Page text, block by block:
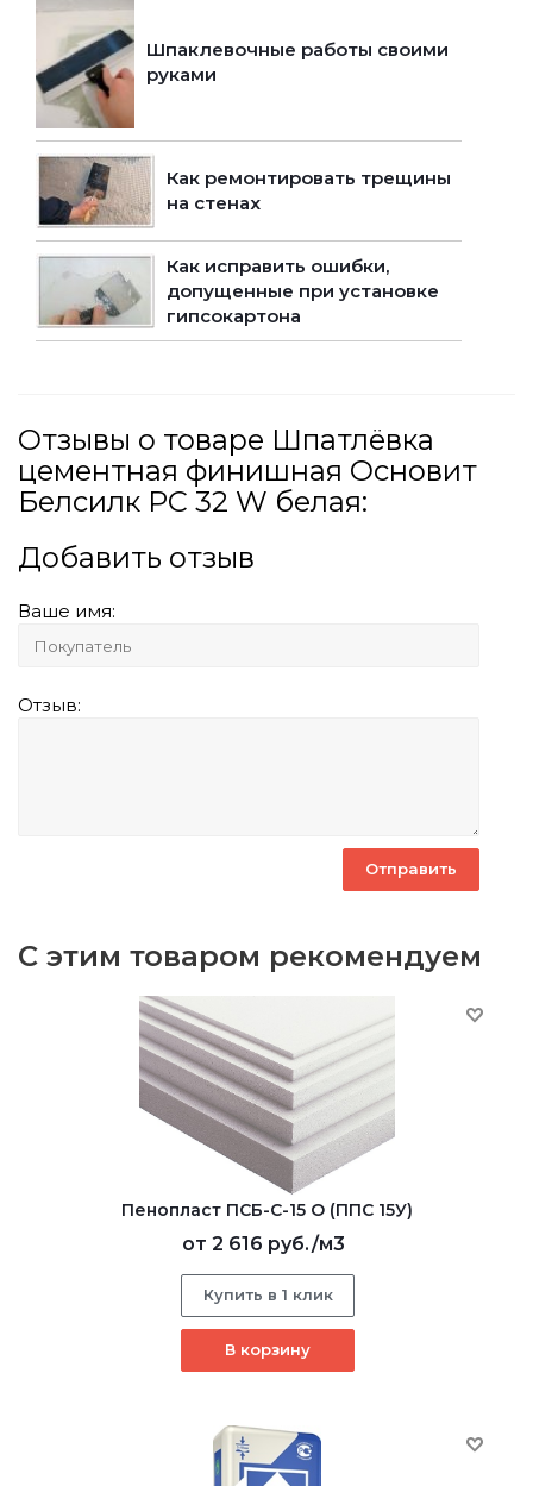
Шпаклевочные работы своими
руками
Как ремонтировать трещины
на стенах
Как исправить ошибки,
допущенные при установке
гипсокартона
Отзывы о товаре Шпатлёвка
цементная финишная Основит
Белсилк PC 32 W белая:
Добавить отзыв
Ваше имя:
Отзыв:
С этим товаром рекомендуем
Пенопласт ПСБ-С-15 О (ППС 15У)
от 2 616 руб./м3
Купить в 1 клик
В корзину